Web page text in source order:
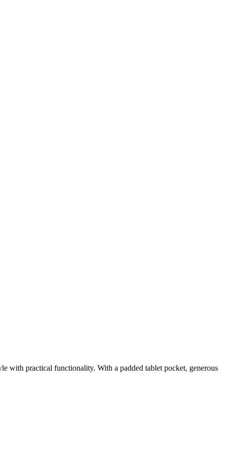
with practical functionality. With a padded tablet pocket, generous